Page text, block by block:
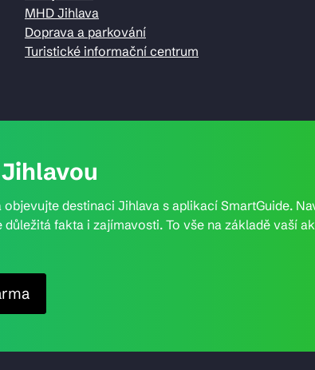
MHD Jihlava
Doprava a parkování
Turistické informační centrum
destinaci Jihlava s aplikací SmartGuide.
fakta i zajímavosti. To vše na základě vaší